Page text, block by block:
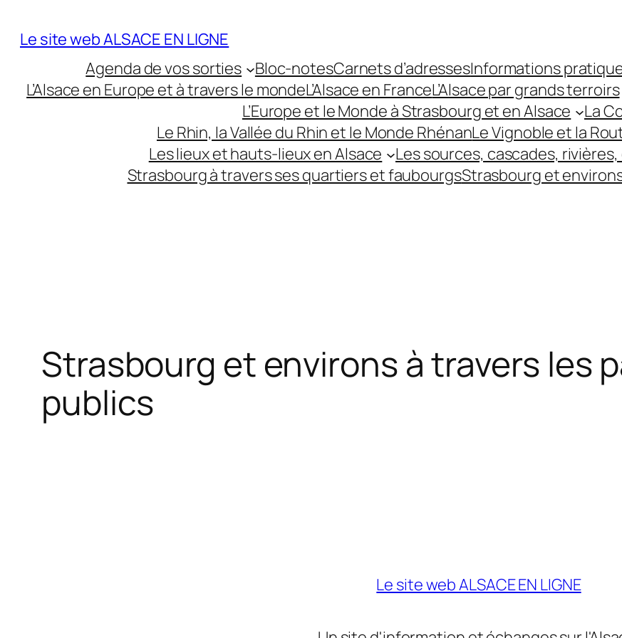
auLe site web ALSACE EN LIGNE
Agenda de vos sorties
Bloc-notesCarnets d’adressesInformations
L’Alsace en Europe et à travers le mondeL’Alsace en FranceL’Alsace par grands terroirs
L’Europe et le Monde à Strasbourg et en Alsace
La
Le Rhin, la Vallée du Rhin et le Monde RhénanLe Vignoble et la
Les lieux et hauts-lieux en Alsace
Les sources, cascades, rivières,
Strasbourg à travers ses quartiers et faubourgsStrasbourg et
Strasbourg et environs à travers les
publics
Le site web ALSACE EN LIGNE